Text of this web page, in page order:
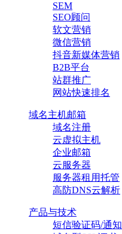
SEM
SEO顾问
软文营销
微信营销
抖音新媒体营销
B2B平台
站群推广
网站快速排名
域名主机邮箱
域名注册
云虚拟主机
企业邮箱
云服务器
服务器租用托管
高防DNS云解析
产品与技术
短信验证码/通知